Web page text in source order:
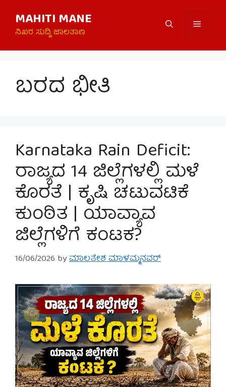
content
MAHITI MANE
ನಿಖರ ಸುದ್ದಿ ಜಾಲತಾಣ
Menu
ಬರದ ಭೀತಿ
Karnataka Rain Deficit:
ರಾಜ್ಯದ 14 ಜಿಲ್ಲೆಗಳಲ್ಲಿ ಮಳೆ
ಕೊರತೆ | ಕೃಷಿ ಚಟುವಟಿಕೆ
ಕುಂಠಿತ | ಯಾವ್ಯಾವ
ಜಿಲ್ಲೆಗಳಿಗೆ ಕಂಟಕ?
16/06/2026 byಮಾಲತೇಶ ಮಾಳಮ್ಮನವರ್